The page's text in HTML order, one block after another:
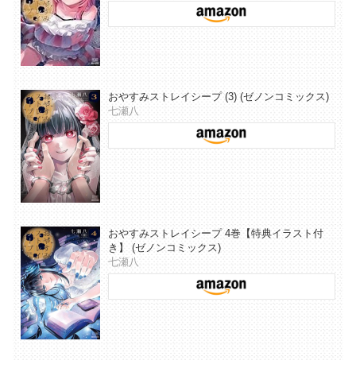
おやすみストレイシープ (3) (ゼノンコミックス)
七瀬八
おやすみストレイシープ 4巻【特典イラスト付
き】 (ゼノンコミックス)
七瀬八